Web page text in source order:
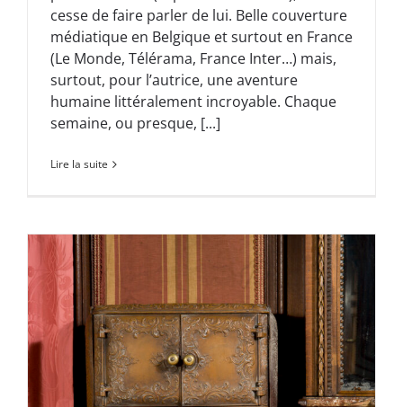
cesse de faire parler de lui. Belle couverture
médiatique en Belgique et surtout en France
(Le Monde, Télérama, France Inter…) mais,
surtout, pour l’autrice, une aventure
humaine littéralement incroyable. Chaque
semaine, ou presque, [...]
Lire la suite